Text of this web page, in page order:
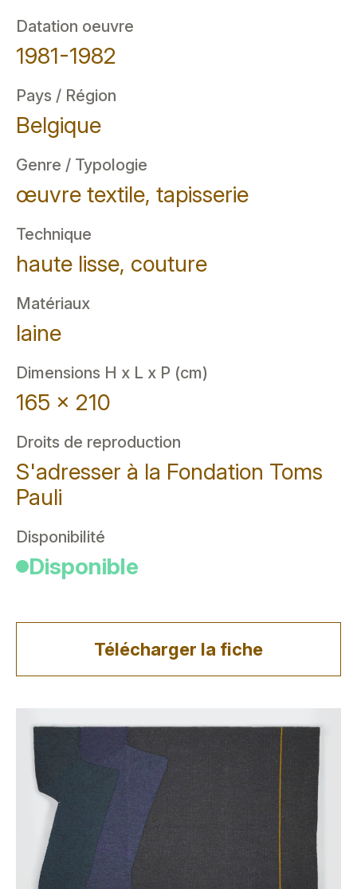
Datation oeuvre
1981-1982
Pays / Région
Belgique
Genre / Typologie
œuvre textile, tapisserie
Technique
haute lisse, couture
Matériaux
laine
Dimensions H x L x P (cm)
165 x 210
Droits de reproduction
S'adresser à la Fondation Toms
Pauli
Disponibilité
Disponible
Télécharger la fiche